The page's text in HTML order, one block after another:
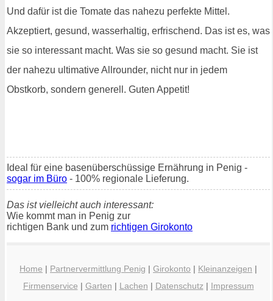
Und dafür ist die Tomate das nahezu perfekte Mittel.
Akzeptiert, gesund, wasserhaltig, erfrischend. Das ist es, was
sie so interessant macht. Was sie so gesund macht. Sie ist
der nahezu ultimative Allrounder, nicht nur in jedem
Obstkorb, sondern generell. Guten Appetit!
Ideal für eine basenüberschüssige Ernährung in Penig -
sogar im Büro - 100% regionale Lieferung.
Das ist vielleicht auch interessant:
Wie kommt man in Penig zur
richtigen Bank und zum richtigen Girokonto
Home | Partnervermittlung Penig | Girokonto | Kleinanzeigen |
Firmenservice | Garten | Lachen | Datenschutz| Impressum